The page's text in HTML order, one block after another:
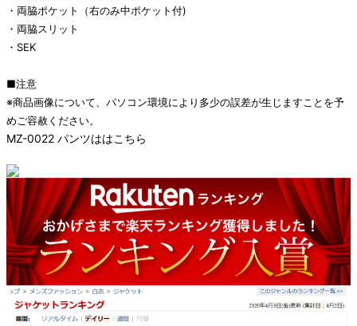
・両脇ポケット（右のみ中ポケット付)
・両脇スリット
・SEK
■注意
※商品画像について、パソコン環境により多少の誤差が生じますことを予
めご容赦ください。
MZ-0022 パンツははこちら